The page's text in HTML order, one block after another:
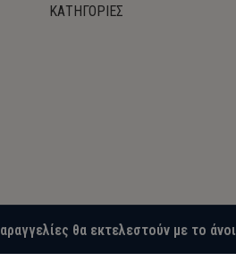
θα εκτελεστούν με το
ΚΑΤΗΓΟΡΙΕΣ